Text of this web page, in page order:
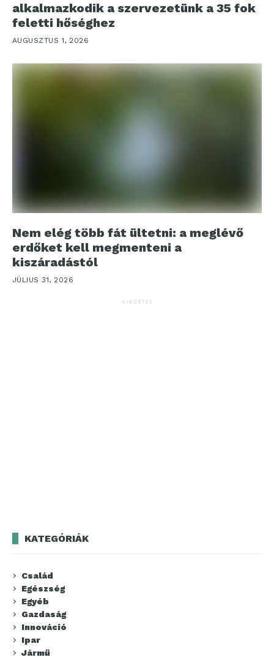
alkalmazkodik a szervezetünk a 35 fok
feletti hőséghez
AUGUSZTUS 1, 2026
Nem elég több fát ültetni: a meglévő
erdőket kell megmenteni a
kiszáradástól
JÚLIUS 31, 2026
HIRDETÉS
KATEGÓRIÁK
Család
Egészség
Egyéb
Gazdaság
Innováció
Ipar
Jármű